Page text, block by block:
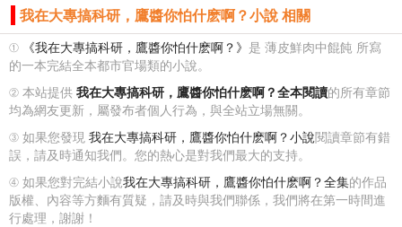
我在大專搞科研，鷹醬你怕什麽啊？小說 相關
① 《我在大專搞科研，鷹醬你怕什麽啊？》 是 薄皮鮮肉中餛飩 所寫
的一本完結全本都市官場類的小說。
② 本站提供 我在大專搞科研，鷹醬你怕什麽啊？全本閱讀的所有章節
均為網友更新，屬發布者個人行為，與全站立場無關。
③ 如果您發現 我在大專搞科研，鷹醬你怕什麽啊？小說閱讀章節有錯
誤，請及時通知我們。您的熱心是對我們最大的支持。
④ 如果您對完結小說我在大專搞科研，鷹醬你怕什麽啊？全集的作品
版權、內容等方麵有質疑，請及時與我們聯係，我們將在第一時間進
行處理，謝謝！